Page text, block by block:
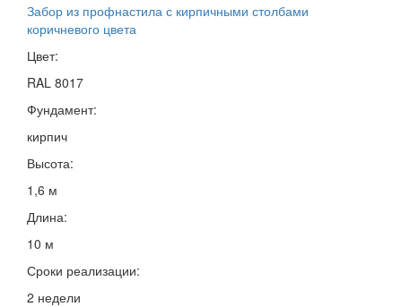
Забор из профнастила с кирпичными столбами
коричневого цвета
Цвет:
RAL 8017
Фундамент:
кирпич
Высота:
1,6 м
Длина:
10 м
Сроки реализации:
2 недели